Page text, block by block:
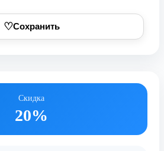
♡Сохранить
Скидка
20%